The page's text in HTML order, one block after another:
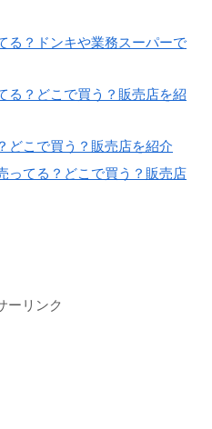
る？ドンキや業務スーパーで
る？どこで買う？販売店を紹
どこで買う？販売店を紹介
ってる？どこで買う？販売店
ーリンク